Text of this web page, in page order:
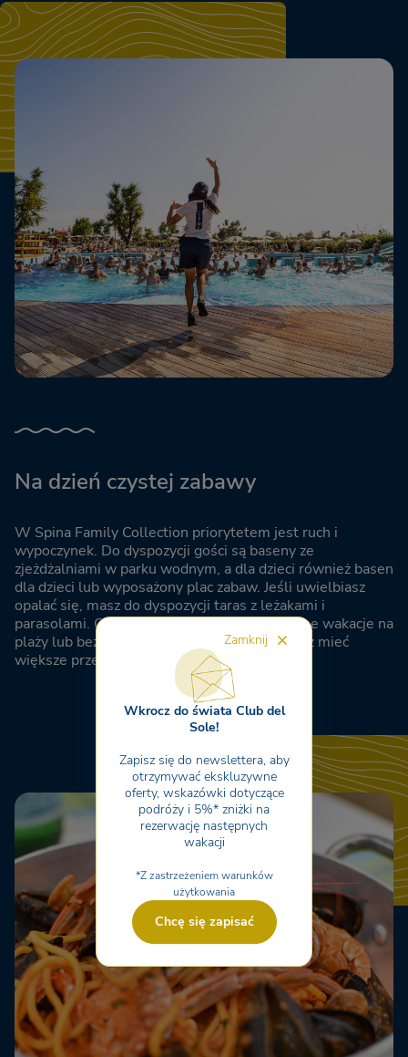
Na dzień czystej zabawy
W Spina Family Collection priorytetem jest ruch i
wypoczynek. Do dyspozycji gości są baseny ze
zjeżdżalniami w parku wodnym, a dla dzieci również basen
dla dzieci lub wyposażony plac zabaw. Jeśli uwielbiasz
opalać się, masz do dyspozycji taras z leżakami i
parasolami. Odkryj prywatną plażę na rodzinne wakacje na
plaży lub bezpłatną plażę, idealną, jeśli chcesz mieć
większe przestrzenie.
Zamknij
Wkrocz do świata Club del
Sole!
Zapisz się do newslettera, aby
otrzymywać ekskluzywne
oferty, wskazówki dotyczące
podróży i 5%* zniżki na
rezerwację następnych
wakacji
*Z zastrzeżeniem warunków
użytkowania
Chcę się zapisać